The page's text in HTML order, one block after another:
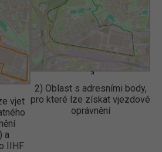
vjet
a
IIHF
2) Oblast s adresními body,
pro které lze získat vjezdové
oprávnění